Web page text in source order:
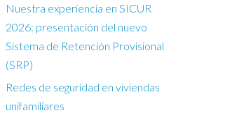
Nuestra experiencia en SICUR
2026: presentación del nuevo
Sistema de Retención Provisional
(SRP)
Redes de seguridad en viviendas
unifamiliares